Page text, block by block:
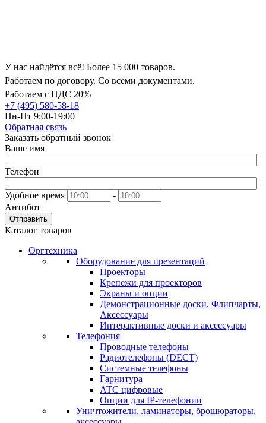
У нас найдётся всё! Более 15 000 товаров.
Работаем по договору. Со всеми документами.
Работаем с НДС 20%
+7 (495) 580-58-18
Пн-Пт 9:00-19:00
Обратная связь
Заказать обратный звонок
Ваше имя
Телефон
Удобное время
-
Антибот
Отправить
Каталог товаров
Оргтехника
Оборудование для презентаций
Проекторы
Крепежи для проекторов
Экраны и опции
Демонстрационные доски, Флипчарты,
Аксессуары
Интерактивные доски и аксессуары
Телефония
Проводные телефоны
Радиотелефоны (DECT)
Системные телефоны
Гарнитура
АТС цифровые
Опции для IP-телефонии
Уничтожители, ламинаторы, брошюраторы,